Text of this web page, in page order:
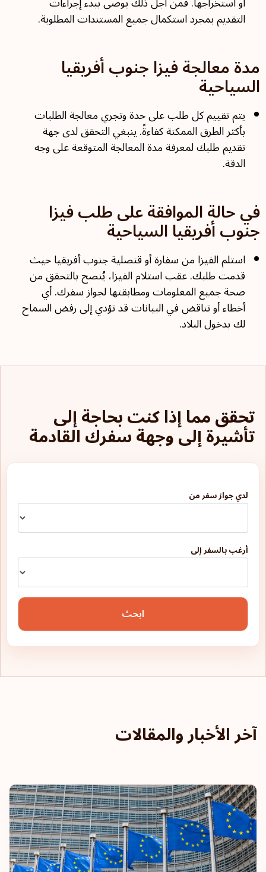
التقديم بمجرد استكمال جميع المستندات المطلوبة.
مدة معالجة فيزا جنوب أفريقيا
السياحية
يتم تقييم كل طلب على حدة وتجري معالجة الطلبات
بأكثر الطرق الممكنة كفاءةً. ينبغي التحقق لدى جهة
تقديم طلبك لمعرفة مدة المعالجة المتوقعة على وجه
الدقة.
في حالة الموافقة على طلب فيزا
جنوب أفريقيا السياحية
استلم الفيزا من سفارة أو قنصلية جنوب أفريقيا حيث
قدمت طلبك. عقب استلام الفيزا، يُنصح بالتحقق من
صحة جميع المعلومات ومطابقتها لجواز سفرك. أي
أخطاء أو تناقض في البيانات قد تؤدي إلى رفض السماح
لك بدخول البلاد.
تحقق مما إذا كنت بحاجة إلى
تأشيرة إلى وجهة سفرك القادمة
لدي جواز سفر من
أرغب بالسفر إلى
ابحث
آخر الأخبار والمقالات